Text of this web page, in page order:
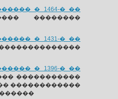
� 1464-� ��
��������
� 1431-� ��
� 1396-� ��
�����������
������������